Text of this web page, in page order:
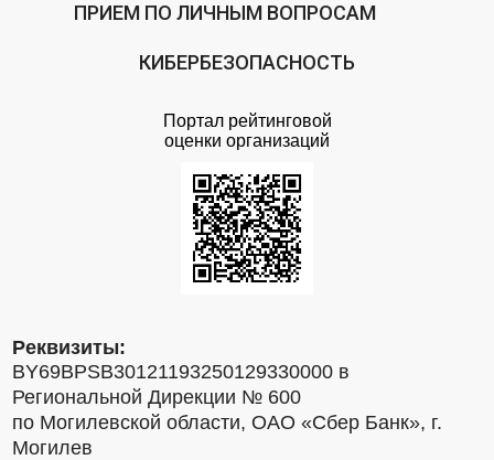
ПРИЕМ ПО ЛИЧНЫМ ВОПРОСАМ
КИБЕРБЕЗОПАСНОСТЬ
Портал рейтинговой
оценки организаций
Реквизиты:
BY69BPSB30121193250129330000 в
Региональной Дирекции № 600
по Могилевской области, ОАО «Сбер Банк», г.
Могилев